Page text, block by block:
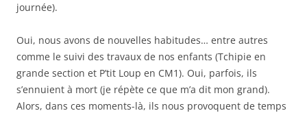
journée).
Oui, nous avons de nouvelles habitudes… entre autres
comme le suivi des travaux de nos enfants (Tchipie en
grande section et P’tit Loup en CM1). Oui, parfois, ils
s’ennuient à mort (je répète ce que m’a dit mon grand).
Alors, dans ces moments-là, ils nous provoquent de temps